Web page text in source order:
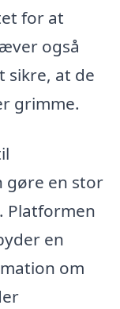
for at
også
sikre, at de
grimme.
gøre en stor
Platformen
en
om